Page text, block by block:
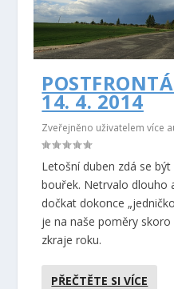
14. 4. 2014
Zveřejněno uživatelem více
Letošní duben zdá se
bouřek. Netrvalo dlouho
dočkat dokonce
je na naše poměry
zkraje roku.
PŘEČTĚTE SI VÍCE